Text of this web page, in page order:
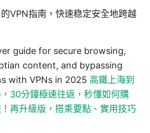
的VPN指南，快速稳定安全地跨越
guide for secure browsing,
content, and bypassing
with VPNs in 2025 高鐵上海到
30分鐘極速往返，秒懂如何購
再升級版，搭乘要點、實用技巧